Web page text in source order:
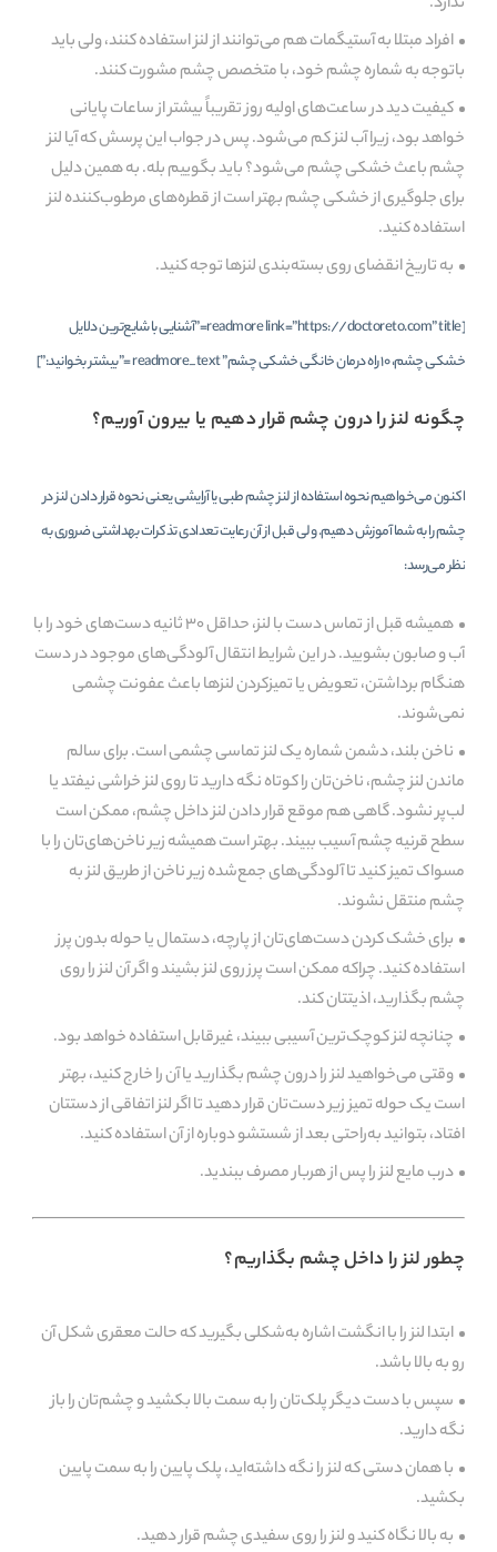
افراد مبتلا به آستیگمات هم می‌توانند از لنز استفاده کنند، ولی باید
باتوجه به شماره چشم خود، با متخصص چشم مشورت کنند.
کیفیت دید در ساعت‌های اولیه روز تقریباً بیشتر از ساعات پایانی
خواهد بود، زیرا آب لنز کم می‌شود. پس در جواب این پرسش که آیا لنز
چشم باعث خشکی چشم می‌شود؟ باید بگوییم بله. به همین دلیل
برای جلوگیری از خشکی چشم بهتر است از قطره‌های مرطوب‌کننده لنز
استفاده کنید.
به تاریخ انقضای روی بسته‌بندی لنزها توجه کنید.
[readmore link=”https://doctoreto.com” title=”آشنایی با شایع‌ترین دلایل
خشکی چشم، ۱۰ راه درمان خانگی خشکی چشم” readmore_text =”بیشتر بخوانید:”]
چگونه لنز را درون چشم قرار دهیم یا بیرون آوریم؟
اکنون می‌خواهیم نحوه استفاده از لنز چشم طبی یا آرایشی یعنی نحوه قرار دادن لنز در
چشم را به شما آموزش دهیم. ولی قبل از آن رعایت تعدادی تذکرات بهداشتی ضروری به
نظر می‌رسد:
همیشه قبل از تماس دست با لنز، حداقل ۳۰ ثانیه دست‌‌های خود را با
آب و صابون بشویید. در این شرایط انتقال آلودگی‌های موجود در دست‌
هنگام برداشتن، تعویض یا تمیزکردن لنزها باعث عفونت چشمی
نمی‌شوند.
ناخن بلند، دشمن شماره یک لنز تماسی چشمی است. برای سالم
ماندن لنز چشم، ناخن‌تان را کوتاه نگه دارید تا روی لنز خراشی نیفتد یا
لب‌پر نشود. گاهی هم موقع قرار دادن لنز داخل چشم، ممکن است
سطح قرنیه چشم آسیب ببیند. بهتر است همیشه زیر ناخن‌های‌تان را با
مسواک تمیز کنید تا آلودگی‌های جمع‌شده زیر ناخن از طریق لنز به
چشم منتقل نشوند.
برای خشک کردن دست‌های‌تان از پارچه، دستمال یا حوله بدون پرز
استفاده کنید. چراکه ممکن است پرز روی لنز بشیند و اگر آن لنز را روی
چشم بگذارید، اذیتتان کند.
چنانچه لنز کوچک‌ترین آسیبی ببیند، غیرقابل استفاده خواهد بود.
وقتی می‌خواهید لنز را درون چشم بگذارید یا آن را خارج کنید، بهتر
است یک حوله تمیز زیر دست‌تان قرار دهید تا اگر لنز اتفاقی از دستتان
افتاد، بتوانید به‌راحتی بعد از شستشو دوباره از آن استفاده کنید.
درب مایع لنز را پس از هربار مصرف ببندید.
چطور لنز را داخل چشم بگذاریم؟
ابتدا لنز را با انگشت اشاره به‌شکلی بگیرید که حالت معقری شکل‌ آن
رو به بالا باشد.
سپس با دست دیگر پلک‌تان را به ‌سمت بالا بکشید و چشم‌تان را باز
نگه دارید.
با همان دستی که لنز را نگه‌ داشته‌اید، پلک پایین را به سمت پایین
بکشید.
به بالا نگاه کنید و لنز را روی سفیدی چشم قرار دهید.